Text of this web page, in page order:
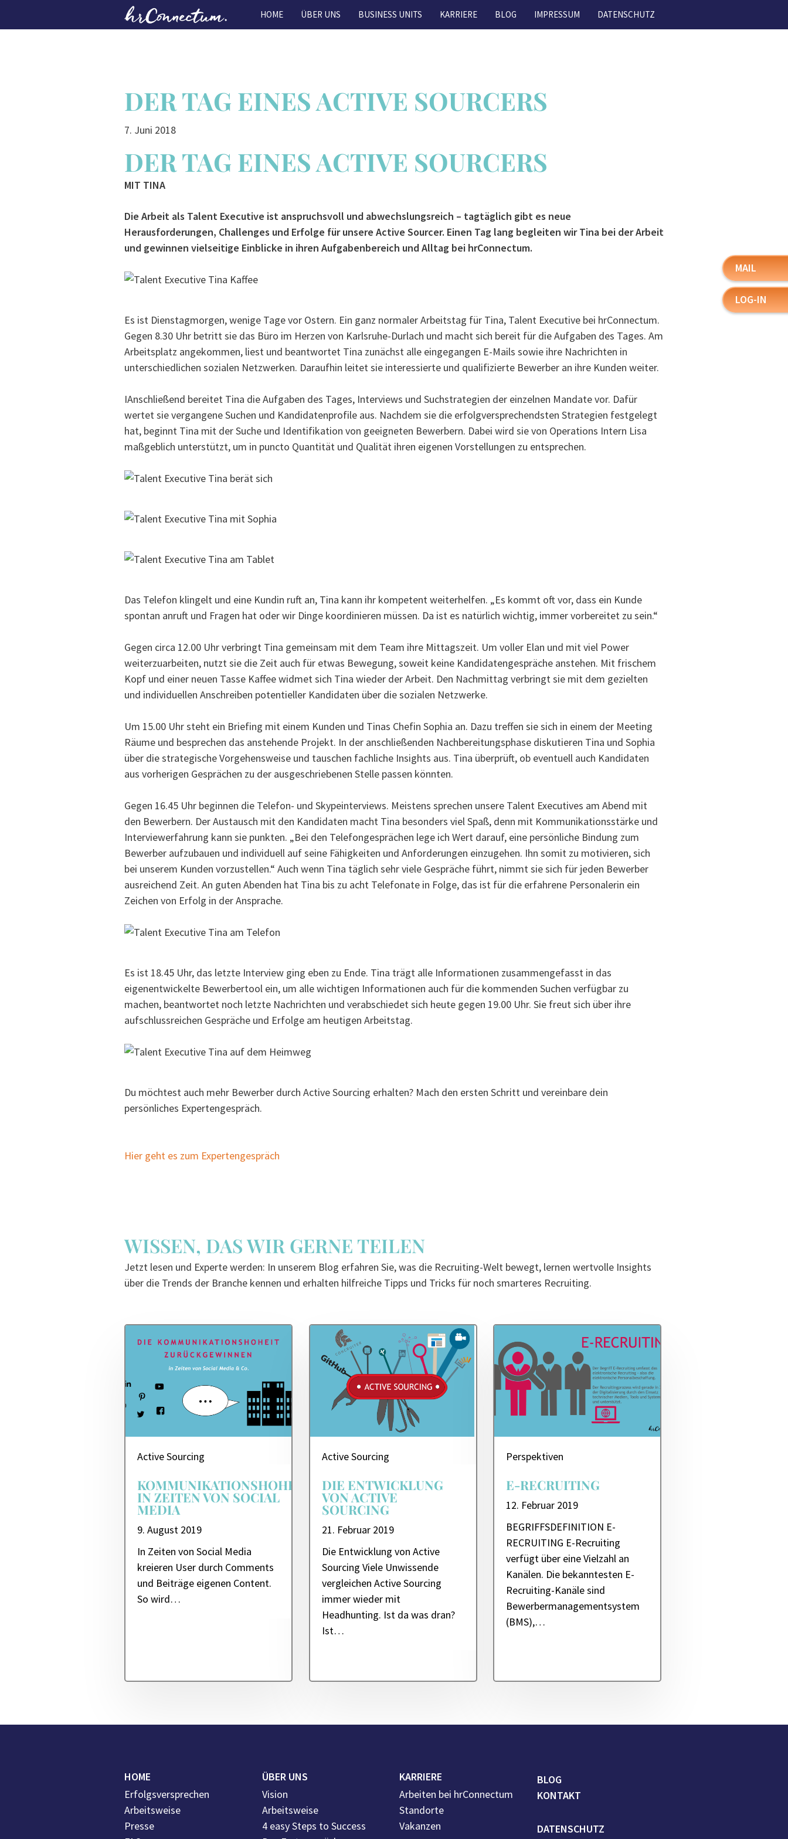
HOME ÜBER UNS BUSINESS UNITS KARRIERE BLOG IMPRESSUM DATENSCHUTZ
DER TAG EINES ACTIVE SOURCERS
7. Juni 2018
DER TAG EINES ACTIVE SOURCERS
MIT TINA
Die Arbeit als Talent Executive ist anspruchsvoll und abwechslungsreich – tagtäglich gibt es neue
Herausforderungen, Challenges und Erfolge für unsere Active Sourcer. Einen Tag lang begleiten wir Tina bei der Arbeit
und gewinnen vielseitige Einblicke in ihren Aufgabenbereich und Alltag bei hrConnectum.
Es ist Dienstagmorgen, wenige Tage vor Ostern. Ein ganz normaler Arbeitstag für Tina, Talent Executive bei hrConnectum.
Gegen 8.30 Uhr betritt sie das Büro im Herzen von Karlsruhe-Durlach und macht sich bereit für die Aufgaben des Tages. Am
Arbeitsplatz angekommen, liest und beantwortet Tina zunächst alle eingegangen E-Mails sowie ihre Nachrichten in
unterschiedlichen sozialen Netzwerken. Daraufhin leitet sie interessierte und qualifizierte Bewerber an ihre Kunden weiter.
IAnschließend bereitet Tina die Aufgaben des Tages, Interviews und Suchstrategien der einzelnen Mandate vor. Dafür
wertet sie vergangene Suchen und Kandidatenprofile aus. Nachdem sie die erfolgversprechendsten Strategien festgelegt
hat, beginnt Tina mit der Suche und Identifikation von geeigneten Bewerbern. Dabei wird sie von Operations Intern Lisa
maßgeblich unterstützt, um in puncto Quantität und Qualität ihren eigenen Vorstellungen zu entsprechen.
Das Telefon klingelt und eine Kundin ruft an, Tina kann ihr kompetent weiterhelfen. „Es kommt oft vor, dass ein Kunde
spontan anruft und Fragen hat oder wir Dinge koordinieren müssen. Da ist es natürlich wichtig, immer vorbereitet zu sein.“
Gegen circa 12.00 Uhr verbringt Tina gemeinsam mit dem Team ihre Mittagszeit. Um voller Elan und mit viel Power
weiterzuarbeiten, nutzt sie die Zeit auch für etwas Bewegung, soweit keine Kandidatengespräche anstehen. Mit frischem
Kopf und einer neuen Tasse Kaffee widmet sich Tina wieder der Arbeit. Den Nachmittag verbringt sie mit dem gezielten
und individuellen Anschreiben potentieller Kandidaten über die sozialen Netzwerke.
Um 15.00 Uhr steht ein Briefing mit einem Kunden und Tinas Chefin Sophia an. Dazu treffen sie sich in einem der Meeting
Räume und besprechen das anstehende Projekt. In der anschließenden Nachbereitungsphase diskutieren Tina und Sophia
über die strategische Vorgehensweise und tauschen fachliche Insights aus. Tina überprüft, ob eventuell auch Kandidaten
aus vorherigen Gesprächen zu der ausgeschriebenen Stelle passen könnten.
Gegen 16.45 Uhr beginnen die Telefon- und Skypeinterviews. Meistens sprechen unsere Talent Executives am Abend mit
den Bewerbern. Der Austausch mit den Kandidaten macht Tina besonders viel Spaß, denn mit Kommunikationsstärke und
Interviewerfahrung kann sie punkten. „Bei den Telefongesprächen lege ich Wert darauf, eine persönliche Bindung zum
Bewerber aufzubauen und individuell auf seine Fähigkeiten und Anforderungen einzugehen. Ihn somit zu motivieren, sich
bei unserem Kunden vorzustellen.“ Auch wenn Tina täglich sehr viele Gespräche führt, nimmt sie sich für jeden Bewerber
ausreichend Zeit. An guten Abenden hat Tina bis zu acht Telefonate in Folge, das ist für die erfahrene Personalerin ein
Zeichen von Erfolg in der Ansprache.
Es ist 18.45 Uhr, das letzte Interview ging eben zu Ende. Tina trägt alle Informationen zusammengefasst in das
eigenentwickelte Bewerbertool ein, um alle wichtigen Informationen auch für die kommenden Suchen verfügbar zu
machen, beantwortet noch letzte Nachrichten und verabschiedet sich heute gegen 19.00 Uhr. Sie freut sich über ihre
aufschlussreichen Gespräche und Erfolge am heutigen Arbeitstag.
Du möchtest auch mehr Bewerber durch Active Sourcing erhalten? Mach den ersten Schritt und vereinbare dein
persönliches Expertengespräch.
Hier geht es zum Expertengespräch
WISSEN, DAS WIR GERNE TEILEN
Jetzt lesen und Experte werden: In unserem Blog erfahren Sie, was die Recruiting-Welt bewegt, lernen wertvolle Insights
über die Trends der Branche kennen und erhalten hilfreiche Tipps und Tricks für noch smarteres Recruiting.
Active Sourcing
9. August 2019
KOMMUNIKATIONSHOHEIT
IN ZEITEN VON SOCIAL
MEDIA
In Zeiten von Social Media
kreieren User durch Comments
und Beiträge eigenen Content.
So wird…
Active Sourcing
21. Februar 2019
DIE ENTWICKLUNG
VON ACTIVE
SOURCING
Die Entwicklung von Active
Sourcing Viele Unwissende
vergleichen Active Sourcing
immer wieder mit
Headhunting. Ist da was dran?
Ist…
Perspektiven
12. Februar 2019
E-RECRUITING
BEGRIFFSDEFINITION E-
RECRUITING E-Recruiting
verfügt über eine Vielzahl an
Kanälen. Die bekanntesten E-
Recruiting-Kanäle sind
Bewerbermanagementsystem
(BMS),…
HOME
Erfolgsversprechen
Arbeitsweise
Presse
ÜBER UNS
Vision
Arbeitsweise
4 easy Steps to Success
KARRIERE
Arbeiten bei hrConnectum
Standorte
Vakanzen
BLOG
KONTAKT
DATENSCHUTZ
MAIL
LOG-IN